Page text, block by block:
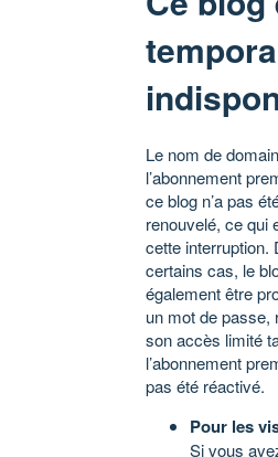
Le nom de
l’abonnement
ce blog n’a pas
renouvelé, ce qui
cette interruption.
certains cas, le
également être
un mot de passe,
son accès limité
l’abonnement
pas été réactivé.
Pour les
Si vous